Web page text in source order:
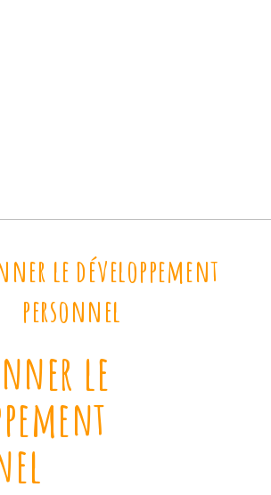
le développement
personnel
le